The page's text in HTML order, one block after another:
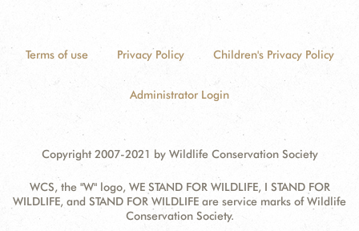
Terms of use Privacy Policy Children's Privacy Policy
Administrator Login
Copyright 2007-2021 by Wildlife Conservation Society
WCS, the "W" logo, WE STAND FOR WILDLIFE, I STAND FOR
WILDLIFE, and STAND FOR WILDLIFE are service marks of Wildlife
Conservation Society.